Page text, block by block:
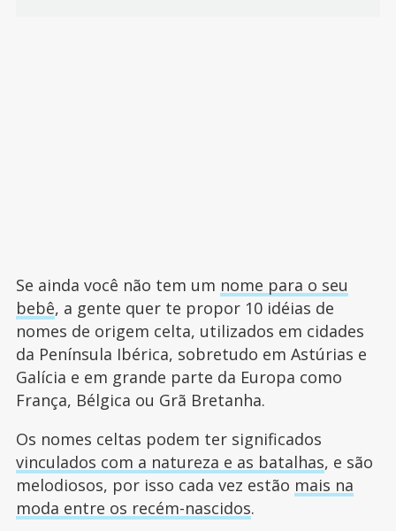
Se ainda você não tem um nome para o seu
bebê, a gente quer te propor 10 idéias de
nomes de origem celta, utilizados em cidades
da Península Ibérica, sobretudo em Astúrias e
Galícia e em grande parte da Europa como
França, Bélgica ou Grã Bretanha.
Os nomes celtas podem ter significados
vinculados com a natureza e as batalhas, e são
melodiosos, por isso cada vez estão mais na
moda entre os recém-nascidos.